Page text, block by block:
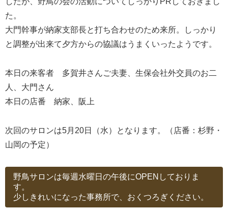
た。
大門幹事が納家支部長と打ち合わせのため来所。しっかり
と調整が出来て夕方からの協議はうまくいったようです。
本日の来客者 多賀井さんご夫妻、生保会社外交員のお二
人、大門さん
本日の店番 納家、阪上
次回のサロンは5月20日（水）となります。（店番：杉野・
山岡の予定）
野鳥サロンは毎週水曜日の午後にOPENしておりま
す。
少しきれいになった事務所で、おくつろぎください。